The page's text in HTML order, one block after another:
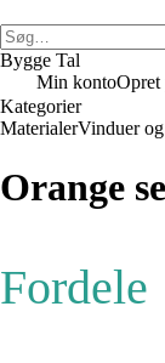
Bygge Tal
Min konto
Kategorier
MaterialerVinduer
Orange
Fordele